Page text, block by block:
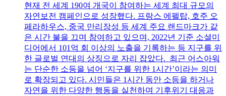
현재 전 세계 190여 개국이 참여하는 세계 최대 규모의
자연보전 캠페인으로 성장했다. 프랑스 에펠탑, 호주 오
페라하우스, 중국 만리장성 등 세계 주요 랜드마크가 같
은 시간 불을 끄며 참여하고 있으며, 2022년 기준 소셜미
디어에서 101억 회 이상의 노출을 기록하는 등 지구를 위
한 글로벌 연대의 상징으로 자리 잡았다. 최근 어스아워
는 단순한 소등을 넘어 ‘지구를 위한 1시간’이라는 의미
로 확장되고 있다. 시민들은 1시간 동안 소등을 하거나
자연을 위한 다양한 행동을 실천하며 기후위기 대응과